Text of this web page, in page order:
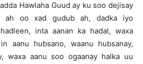
Hawlaha Guud ay ku soo dejisay
ah oo xad gudub ah, dadka iyo
inta aanan ka hadal, waxa
aanu hubsano, waanu hubsanay,
waxa aanu soo ogaanay halka uu